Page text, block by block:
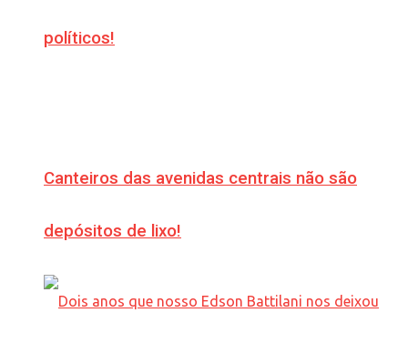
políticos!
Canteiros das avenidas centrais não são
depósitos de lixo!